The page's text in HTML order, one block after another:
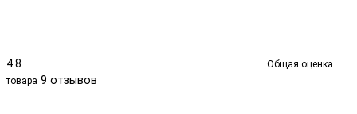
4.8
Общая оценка
товара 9 отзывов